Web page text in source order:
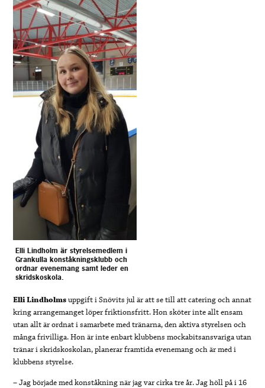
Elli Lindholm är styrelsemedlem i
Grankulla konståkningsklubb och
ordnar evenemang samt leder en
skridskoskola.
Elli Lindholmsuppgift i Snövits jul är att se till att catering och annat
kring arrangemanget löper friktionsfritt. Hon sköter inte allt ensam
utan allt är ordnat i samarbete med tränarna, den aktiva styrelsen och
många frivilliga. Hon är inte enbart klubbens mockabitsansvariga utan
tränar i skridskoskolan, planerar framtida evenemang och är med i
klubbens styrelse.
– Jag började med konståkning när jag var cirka tre år. Jag höll på i 16